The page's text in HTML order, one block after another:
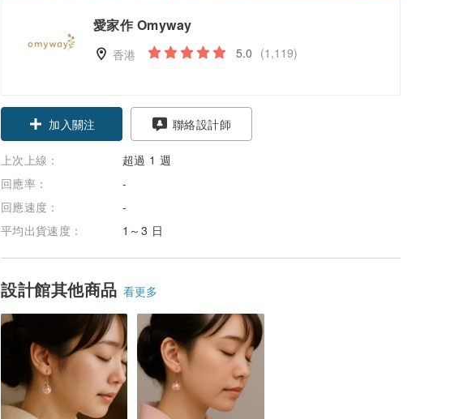
愛家作 Omyway
香港 5.0 (1,119)
加入關注 聯絡設計師
上次上線：
超過 1 週
回應率：
-
回應速度：
-
平均出貨速度：
1～3 日
設計館其他商品 看更多